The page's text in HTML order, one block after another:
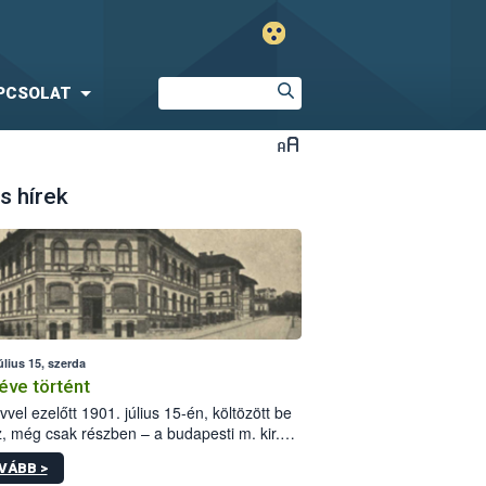
hírek
15, szerda
történt
ezelőtt 1901. július 15-én, költözött be
még csak részben – a budapesti m. kir.
állomás a Kis Rókus utca
alatti, Czigler Győző által tervezett új
>